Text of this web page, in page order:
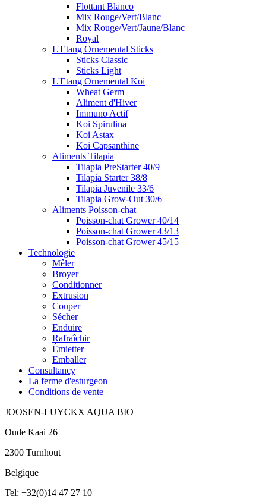
Flottant Blanco
Mix Rouge/Vert/Blanc
Mix Rouge/Vert/Jaune/Blanc
Royal
L'Etang Ornemental Sticks
Sticks Classic
Sticks Light
L'Etang Ornemental Koi
Wheat Germ
Aliment d'Hiver
Immuno Actif
Koi Spirulina
Koi Astax
Koi Capsanthine
Aliments Tilapia
Tilapia PreStarter 40/9
Tilapia Starter 38/8
Tilapia Juvenile 33/6
Tilapia Grow-Out 30/6
Aliments Poisson-chat
Poisson-chat Grower 40/14
Poisson-chat Grower 43/13
Poisson-chat Grower 45/15
Technologie
Mêler
Broyer
Conditionner
Extrusion
Couper
Sécher
Enduire
Rafraîchir
Émietter
Emballer
Consultancy
La ferme d'esturgeon
Conditions de vente
JOOSEN-LUYCKX AQUA BIO
Oude Kaai 26
2300 Turnhout
Belgique
Tel: +32(0)14 47 27 10